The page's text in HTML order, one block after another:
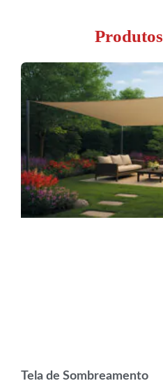
Produtos
Tela de Sombreamento